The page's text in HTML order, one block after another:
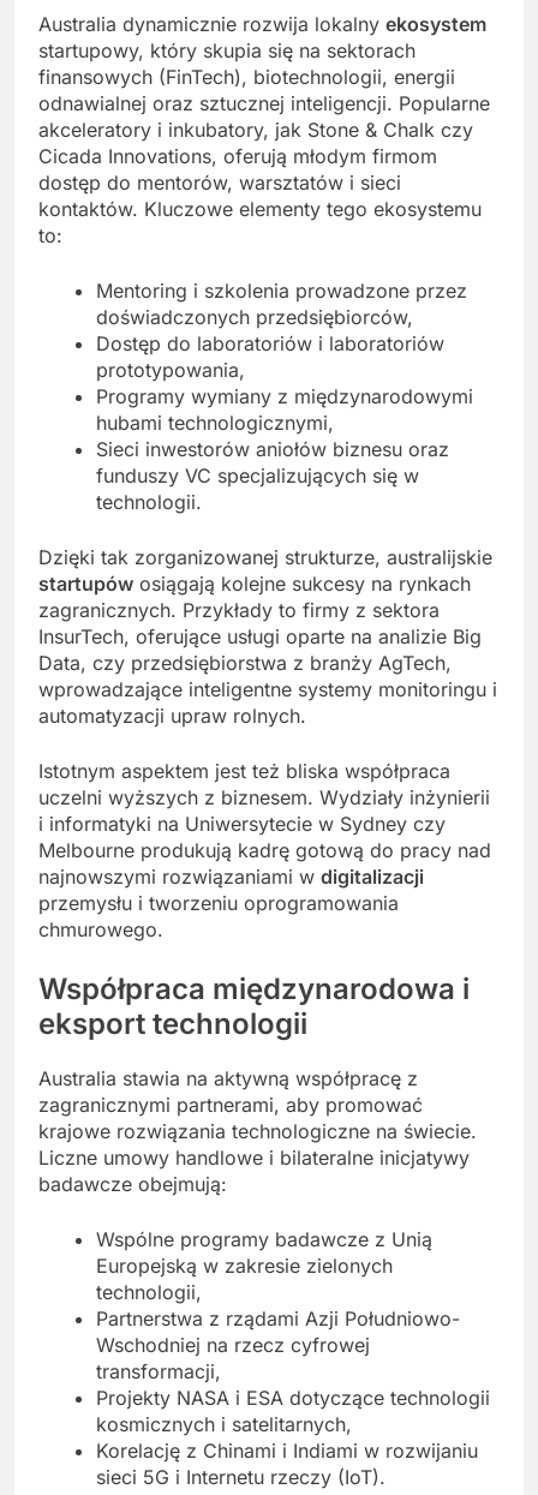
Australia dynamicznie rozwija lokalny ekosystem
startupowy, który skupia się na sektorach
finansowych (FinTech), biotechnologii, energii
odnawialnej oraz sztucznej inteligencji. Popularne
akceleratory i inkubatory, jak Stone & Chalk czy
Cicada Innovations, oferują młodym firmom
dostęp do mentorów, warsztatów i sieci
kontaktów. Kluczowe elementy tego ekosystemu
to:
Mentoring i szkolenia prowadzone przez
doświadczonych przedsiębiorców,
Dostęp do laboratoriów i laboratoriów
prototypowania,
Programy wymiany z międzynarodowymi
hubami technologicznymi,
Sieci inwestorów aniołów biznesu oraz
funduszy VC specjalizujących się w
technologii.
Dzięki tak zorganizowanej strukturze, australijskie
startupów osiągają kolejne sukcesy na rynkach
zagranicznych. Przykłady to firmy z sektora
InsurTech, oferujące usługi oparte na analizie Big
Data, czy przedsiębiorstwa z branży AgTech,
wprowadzające inteligentne systemy monitoringu i
automatyzacji upraw rolnych.
Istotnym aspektem jest też bliska współpraca
uczelni wyższych z biznesem. Wydziały inżynierii
i informatyki na Uniwersytecie w Sydney czy
Melbourne produkują kadrę gotową do pracy nad
najnowszymi rozwiązaniami w digitalizacji
przemysłu i tworzeniu oprogramowania
chmurowego.
Współpraca międzynarodowa i
eksport technologii
Australia stawia na aktywną współpracę z
zagranicznymi partnerami, aby promować
krajowe rozwiązania technologiczne na świecie.
Liczne umowy handlowe i bilateralne inicjatywy
badawcze obejmują:
Wspólne programy badawcze z Unią
Europejską w zakresie zielonych
technologii,
Partnerstwa z rządami Azji Południowo-
Wschodniej na rzecz cyfrowej
transformacji,
Projekty NASA i ESA dotyczące technologii
kosmicznych i satelitarnych,
Korelację z Chinami i Indiami w rozwijaniu
sieci 5G i Internetu rzeczy (IoT).